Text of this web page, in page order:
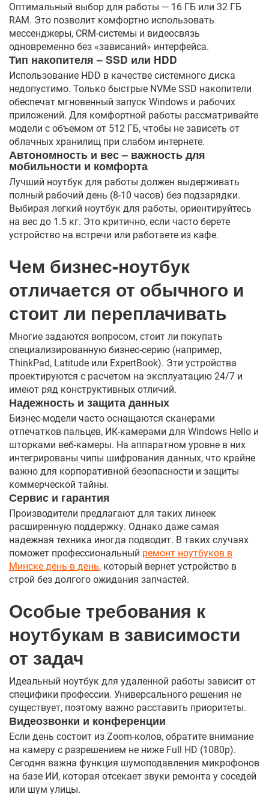
Оптимальный выбор для работы — 16 ГБ или 32 ГБ
RAM. Это позволит комфортно использовать
мессенджеры, CRM-системы и видеосвязь
одновременно без «зависаний» интерфейса.
Тип накопителя – SSD или HDD
Использование HDD в качестве системного диска
недопустимо. Только быстрые NVMe SSD накопители
обеспечат мгновенный запуск Windows и рабочих
приложений. Для комфортной работы рассматривайте
модели с объемом от 512 ГБ, чтобы не зависеть от
облачных хранилищ при слабом интернете.
Автономность и вес – важность для
мобильности и комфорта
Лучший ноутбук для работы должен выдерживать
полный рабочий день (8-10 часов) без подзарядки.
Выбирая легкий ноутбук для работы, ориентируйтесь
на вес до 1.5 кг. Это критично, если часто берете
устройство на встречи или работаете из кафе.
Чем бизнес-ноутбук
отличается от обычного и
стоит ли переплачивать
Многие задаются вопросом, стоит ли покупать
специализированную бизнес-серию (например,
ThinkPad, Latitude или ExpertBook). Эти устройства
проектируются с расчетом на эксплуатацию 24/7 и
имеют ряд конструктивных отличий.
Надежность и защита данных
Бизнес-модели часто оснащаются сканерами
отпечатков пальцев, ИК-камерами для Windows Hello и
шторками веб-камеры. На аппаратном уровне в них
интегрированы чипы шифрования данных, что крайне
важно для корпоративной безопасности и защиты
коммерческой тайны.
Сервис и гарантия
Производители предлагают для таких линеек
расширенную поддержку. Однако даже самая
надежная техника иногда подводит. В таких случаях
поможет профессиональный ремонт ноутбуков в
Минске день в день, который вернет устройство в
строй без долгого ожидания запчастей.
Особые требования к
ноутбукам в зависимости
от задач
Идеальный ноутбук для удаленной работы зависит от
специфики профессии. Универсального решения не
существует, поэтому важно расставить приоритеты.
Видеозвонки и конференции
Если день состоит из Zoom-колов, обратите внимание
на камеру с разрешением не ниже Full HD (1080p).
Сегодня важна функция шумоподавления микрофонов
на базе ИИ, которая отсекает звуки ремонта у соседей
или шум улицы.